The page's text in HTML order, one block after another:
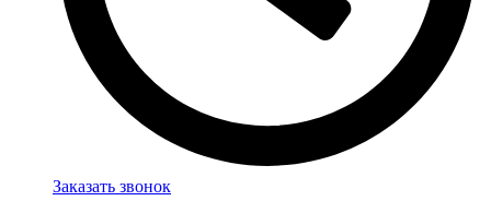
Заказать звонок